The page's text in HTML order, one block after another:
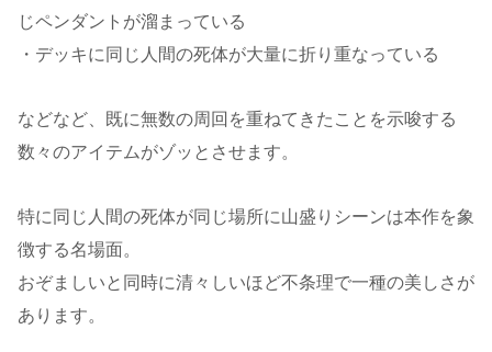
じペンダントが溜まっている
・デッキに同じ人間の死体が大量に折り重なっている
などなど、既に無数の周回を重ねてきたことを示唆する
数々のアイテムがゾッとさせます。
特に同じ人間の死体が同じ場所に山盛りシーンは本作を象
徴する名場面。
おぞましいと同時に清々しいほど不条理で一種の美しさが
あります。